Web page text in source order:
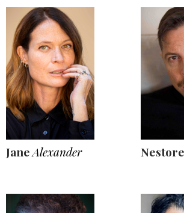
JaneAlexander Nestore